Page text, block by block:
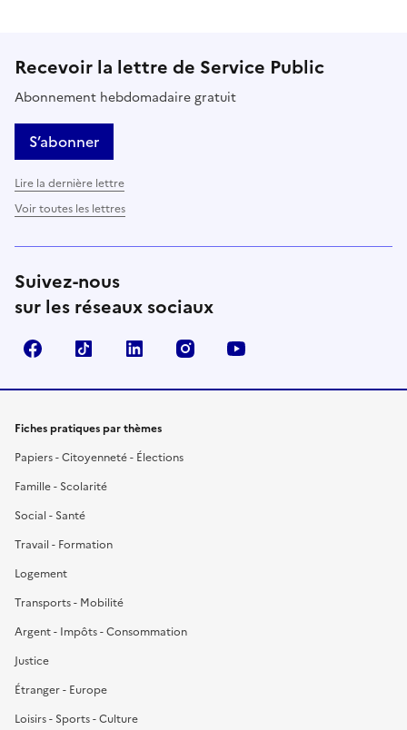
Recevoir la lettre de Service Public
Abonnement hebdomadaire gratuit
S’abonner
Lire la dernière lettre
Voir toutes les lettres
Suivez-nous
sur les réseaux sociaux
FacebookTikTok LinkedIn Instagram
Fiches pratiques par thèmes
Papiers - Citoyenneté - Élections
Famille - Scolarité
Social - Santé
Travail - Formation
Logement
Transports - Mobilité
Argent - Impôts - Consommation
Justice
Étranger - Europe
Loisirs - Sports - Culture